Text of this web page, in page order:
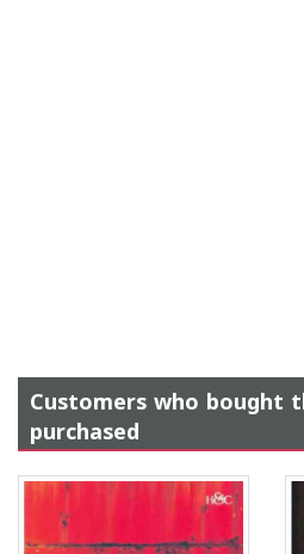
Customers who bought
purchased